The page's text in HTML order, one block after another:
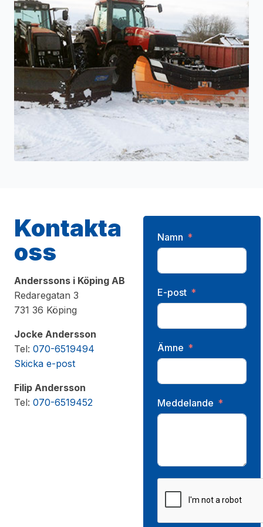
Kontakta
oss
Anderssons i Köping AB
Redaregatan 3
731 36 Köping
Jocke Andersson
Tel: 070-6519494
Skicka e-post
Filip Andersson
Tel: 070-6519452
Namn
E-post
Ämne
Meddelande